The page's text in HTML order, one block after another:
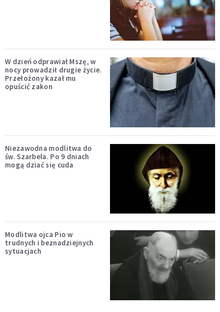
W dzień odprawiał Mszę, w
nocy prowadził drugie życie.
Przełożony kazał mu
opuścić zakon
Niezawodna modlitwa do
św. Szarbela. Po 9 dniach
mogą dziać się cuda
Modlitwa ojca Pio w
trudnych i beznadziejnych
sytuacjach